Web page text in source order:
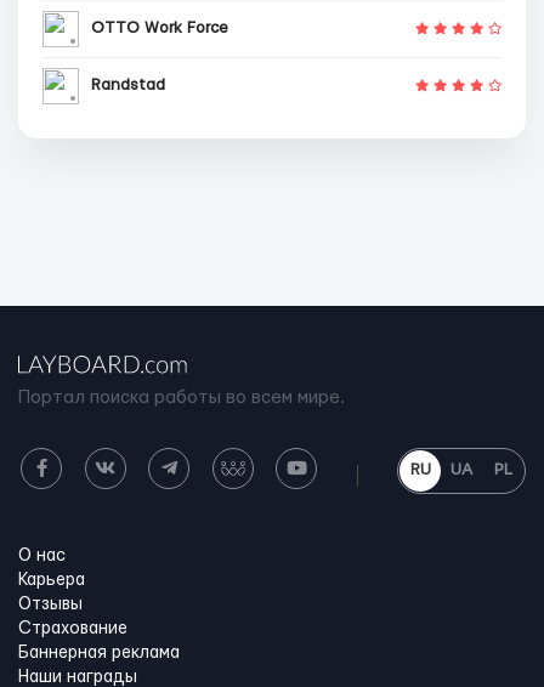
OTTO Work Force
Randstad
Портал поиска работы во всем мире.
RU UA PL
О нас
Карьера
Отзывы
Страхование
Баннерная реклама
Наши награды